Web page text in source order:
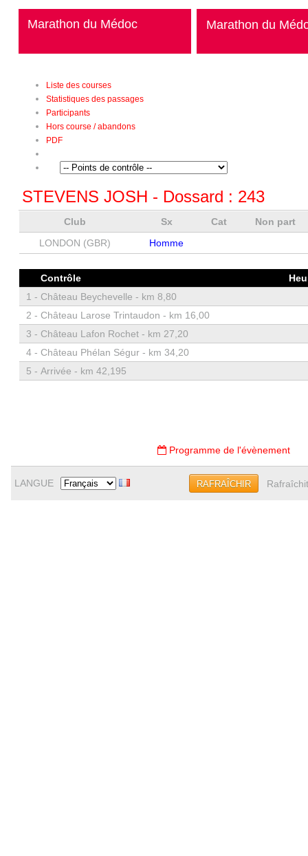
Marathon du Médoc Marathon du
Liste des courses
Statistiques des passages
Participants
Hors course / abandons
PDF
STEVENS JOSH - Dossard : 243
Club Sx Cat
Non part
LONDON (GBR)
Homme
Contrôle
1 - Château Beychevelle - km 8,80
2 - Château Larose Trintaudon - km 16,00
3 - Château Lafon Rochet - km 27,20
4 - Château Phélan Ségur - km 34,20
5 - Arrivée - km 42,195
Programme de l'évènement
LANGUE RAFRAÎCHIR